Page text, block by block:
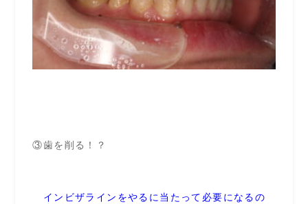
③歯を削る！？
インビザラインをやるに当たって必要になるの